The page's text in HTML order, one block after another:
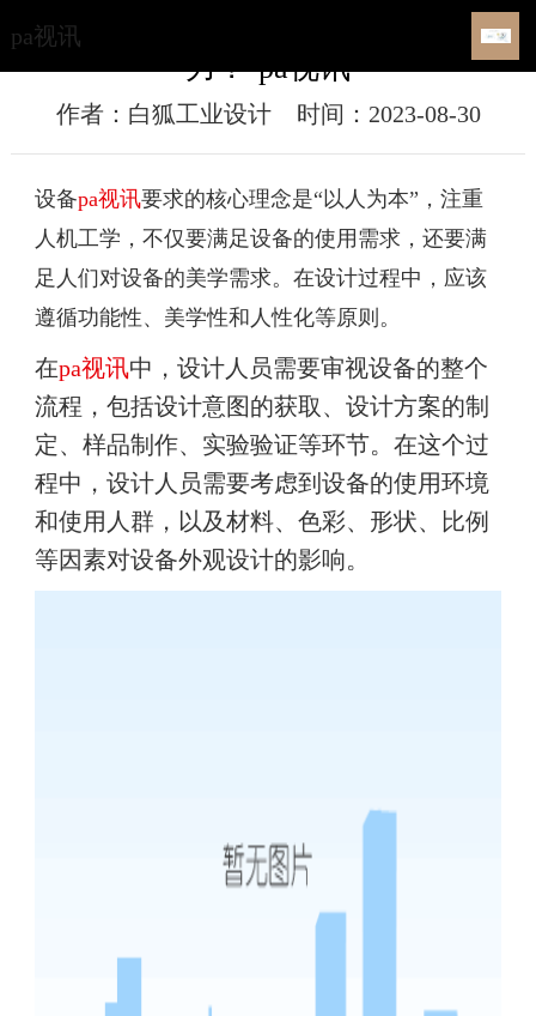
pa视讯
如何让工业设备外观设计更具吸引
力？-pa视讯
作者：白狐工业设计 时间：2023-08-30
设备pa视讯要求的核心理念是“以人为本”，注重
人机工学，不仅要满足设备的使用需求，还要满
足人们对设备的美学需求。在设计过程中，应该
遵循功能性、美学性和人性化等原则。
在pa视讯中，设计人员需要审视设备的整个
流程，包括设计意图的获取、设计方案的制
定、样品制作、实验验证等环节。在这个过
程中，设计人员需要考虑到设备的使用环境
和使用人群，以及材料、色彩、形状、比例
等因素对设备外观设计的影响。